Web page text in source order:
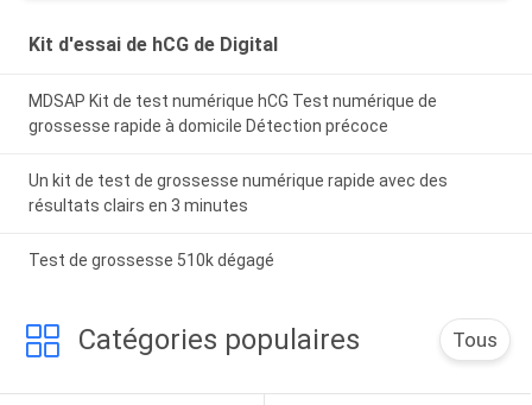
Kit d'essai de hCG de Digital
MDSAP Kit de test numérique hCG Test numérique de
grossesse rapide à domicile Détection précoce
Un kit de test de grossesse numérique rapide avec des
résultats clairs en 3 minutes
Test de grossesse 510k dégagé
Catégories populaires Tous